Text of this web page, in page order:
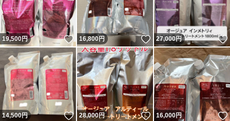
19,500円 いいね！
16,800円 いいね！
27,000円
14,500円 いいね！
28,000円 いいね！
16,000円